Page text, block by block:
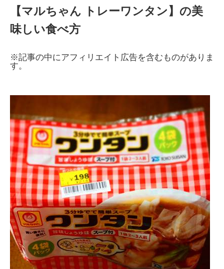
【マルちゃん トレーワンタン】の美
味しい食べ方
※記事の中にアフィリエイト広告を含むものがありま
す。